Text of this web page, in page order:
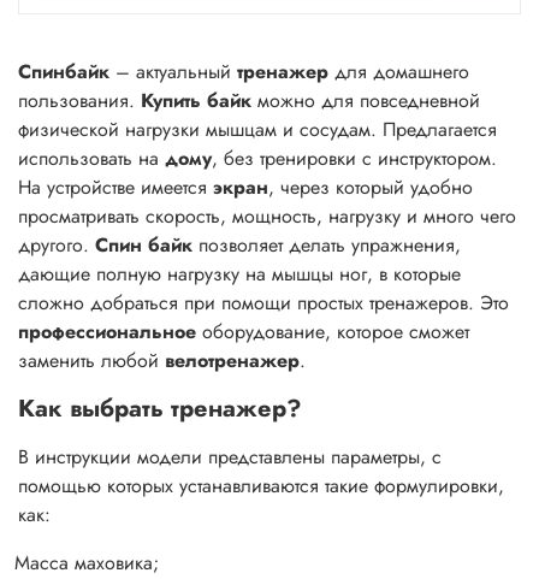
Спинбайк – актуальный тренажер для домашнего
пользования. Купить байк можно для повседневной
физической нагрузки мышцам и сосудам. Предлагается
использовать на дому, без тренировки с инструктором.
На устройстве имеется экран, через который удобно
просматривать скорость, мощность, нагрузку и много чего
другого. Спин байк позволяет делать упражнения,
дающие полную нагрузку на мышцы ног, в которые
сложно добраться при помощи простых тренажеров. Это
профессиональное оборудование, которое сможет
заменить любой велотренажер.
Как выбрать тренажер?
В инструкции модели представлены параметры, с
помощью которых устанавливаются такие формулировки,
как:
Масса маховика;